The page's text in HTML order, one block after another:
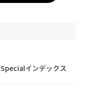
Specialインデックス